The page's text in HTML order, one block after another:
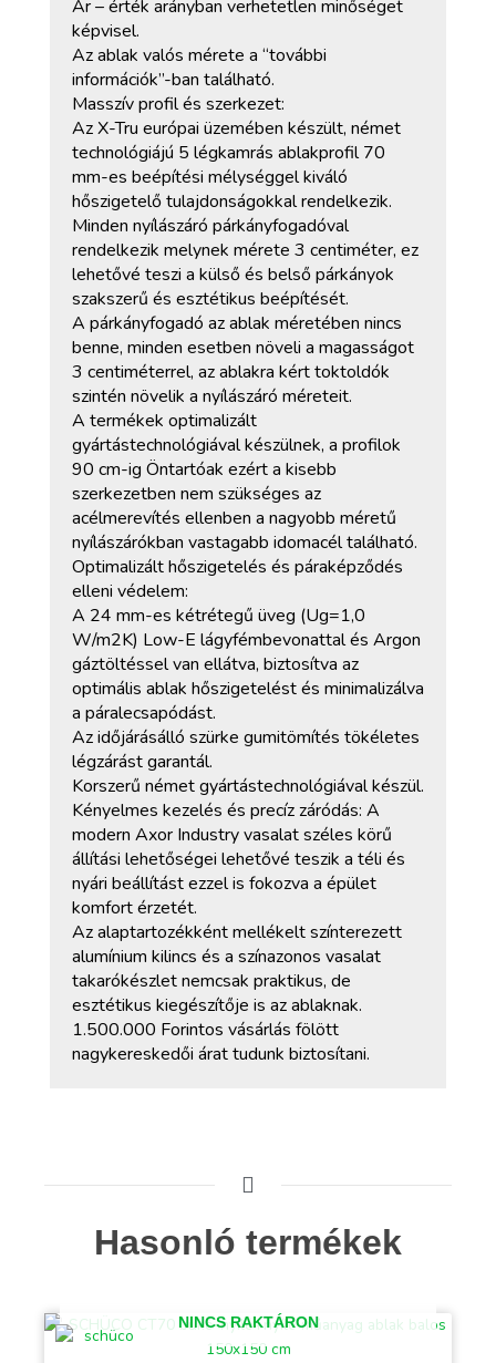
Ár – érték arányban verhetetlen minőséget
képvisel.
Az ablak valós mérete a “további
információk”-ban található.
Masszív profil és szerkezet:
Az X-Tru európai üzemében készült, német
technológiájú 5 légkamrás ablakprofil 70
mm-es beépítési mélységgel kiváló
hőszigetelő tulajdonságokkal rendelkezik.
Minden nyílászáró párkányfogadóval
rendelkezik melynek mérete 3 centiméter, ez
lehetővé teszi a külső és belső párkányok
szakszerű és esztétikus beépítését.
A párkányfogadó az ablak méretében nincs
benne, minden esetben növeli a magasságot
3 centiméterrel, az ablakra kért toktoldók
szintén növelik a nyílászáró méreteit.
A termékek optimalizált
gyártástechnológiával készülnek, a profilok
90 cm-ig Öntartóak ezért a kisebb
szerkezetben nem szükséges az
acélmerevítés ellenben a nagyobb méretű
nyílászárókban vastagabb idomacél található.
Optimalizált hőszigetelés és páraképződés
elleni védelem:
A 24 mm-es kétrétegű üveg (Ug=1,0
W/m2K) Low-E lágyfémbevonattal és Argon
gáztöltéssel van ellátva, biztosítva az
optimális ablak hőszigetelést és minimalizálva
a páralecsapódást.
Az időjárásálló szürke gumitömítés tökéletes
légzárást garantál.
Korszerű német gyártástechnológiával készül.
Kényelmes kezelés és precíz záródás: A
modern Axor Industry vasalat széles körű
állítási lehetőségei lehetővé teszik a téli és
nyári beállítást ezzel is fokozva a épület
komfort érzetét.
Az alaptartozékként mellékelt színterezett
alumínium kilincs és a színazonos vasalat
takarókészlet nemcsak praktikus, de
esztétikus kiegészítője is az ablaknak.
1.500.000 Forintos vásárlás fölött
nagykereskedői árat tudunk biztosítani.
Hasonló termékek
NINCS RAKTÁRON